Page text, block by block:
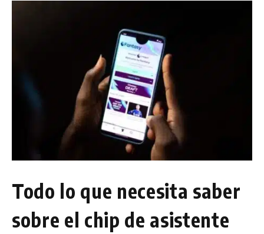
Todo lo que necesita saber
sobre el chip de asistente